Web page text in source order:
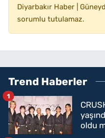
Diyarbakır Haber |
sorumlu tutulamaz.
Trend Haberler
oldu
1